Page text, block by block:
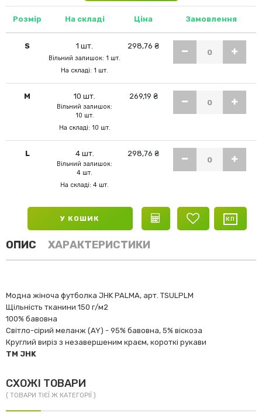
Розмір На складі Ціна Замовлення
S 1 шт.
Вільний залишок: 1 шт.
На складі: 1 шт.
298,76 ₴
M 10 шт.
Вільний залишок:
10 шт.
На складі: 10 шт.
269,19 ₴
L 4 шт.
Вільний залишок:
4 шт.
На складі: 4 шт.
298,76 ₴
У КОШИК
ОПИС ХАРАКТЕРИСТИКИ
Модна жіноча футболка JHK PALMA, арт. TSULPLM
Щільність тканини 150 г/м2
100% бавовна
Світло-сірий меланж (AY) - 95% бавовна, 5% віскоза
Круглий виріз з незавершеним краєм, короткі рукави
TM JHK
СХОЖІ ТОВАРИ
( ТОВАРИ ТІЄЇ Ж КАТЕГОРІЇ )